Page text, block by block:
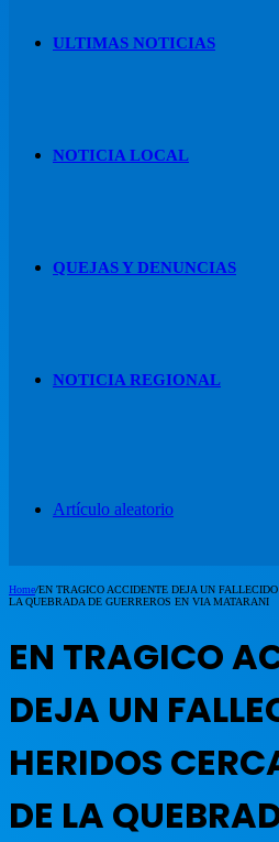
ULTIMAS NOTICIAS
NOTICIA LOCAL
QUEJAS Y DENUNCIAS
NOTICIA REGIONAL
Artículo aleatorio
Home/EN TRAGICO ACCIDENTE DEJA UN
LA QUEBRADA DE GUERREROS EN VIA MATARANI
EN TRAGICO
DEJA UN
HERIDOS
DE LA